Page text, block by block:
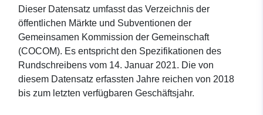
Dieser Datensatz umfasst das Verzeichnis der
öffentlichen Märkte und Subventionen der
Gemeinsamen Kommission der Gemeinschaft
(COCOM). Es entspricht den Spezifikationen des
Rundschreibens vom 14. Januar 2021. Die von
diesem Datensatz erfassten Jahre reichen von 2018
bis zum letzten verfügbaren Geschäftsjahr.